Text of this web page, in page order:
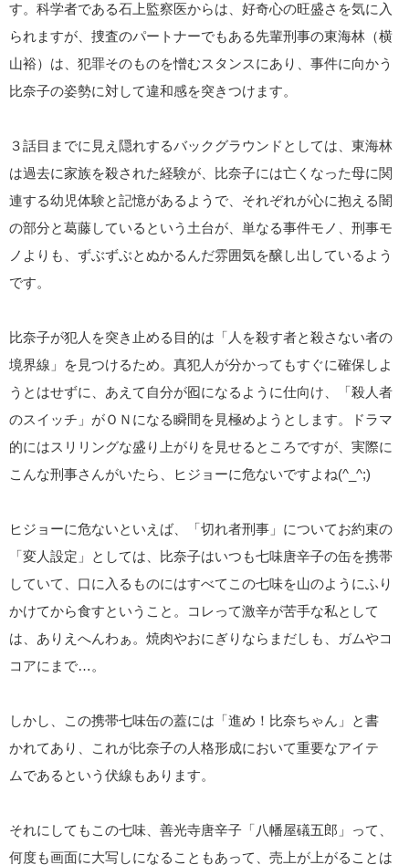
す。科学者である石上監察医からは、好奇心の旺盛さを気に入
られますが、捜査のパートナーでもある先輩刑事の東海林（横
山裕）は、犯罪そのものを憎むスタンスにあり、事件に向かう
比奈子の姿勢に対して違和感を突きつけます。
３話目までに見え隠れするバックグラウンドとしては、東海林
は過去に家族を殺された経験が、比奈子には亡くなった母に関
連する幼児体験と記憶があるようで、それぞれが心に抱える闇
の部分と葛藤しているという土台が、単なる事件モノ、刑事モ
ノよりも、ずぶずぶとぬかるんだ雰囲気を醸し出しているよう
です。
比奈子が犯人を突き止める目的は「人を殺す者と殺さない者の
境界線」を見つけるため。真犯人が分かってもすぐに確保しよ
うとはせずに、あえて自分が囮になるように仕向け、「殺人者
のスイッチ」がＯＮになる瞬間を見極めようとします。ドラマ
的にはスリリングな盛り上がりを見せるところですが、実際に
こんな刑事さんがいたら、ヒジョーに危ないですよね(^_^;)
ヒジョーに危ないといえば、「切れ者刑事」についてお約束の
「変人設定」としては、比奈子はいつも七味唐辛子の缶を携帯
していて、口に入るものにはすべてこの七味を山のようにふり
かけてから食すということ。コレって激辛が苦手な私として
は、ありえへんわぁ。焼肉やおにぎりならまだしも、ガムやコ
コアにまで…。
しかし、この携帯七味缶の蓋には「進め！比奈ちゃん」と書
かれてあり、これが比奈子の人格形成において重要なアイテ
ムであるという伏線もあります。
それにしてもこの七味、善光寺唐辛子「八幡屋礒五郎」って、
何度も画面に大写しになることもあって、売上が上がることは